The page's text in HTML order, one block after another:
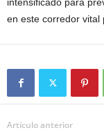
en este corredor vital
Artículo anterior